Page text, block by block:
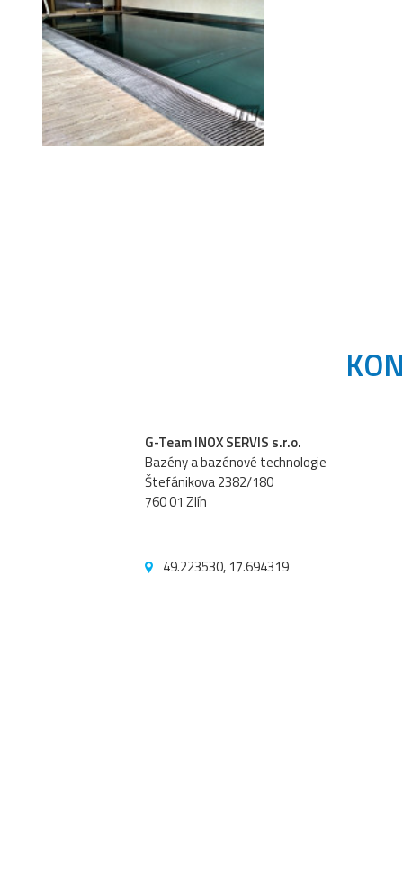
G-Team INOX SERVIS s.r.o.
Bazény a bazénové technologie
Štefánikova 2382/180
760 01 Zlín
49.223530, 17.694319